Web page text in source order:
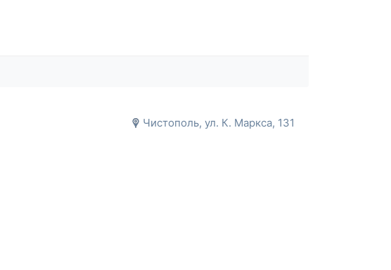
Чистополь, ул. К. Маркса, 131